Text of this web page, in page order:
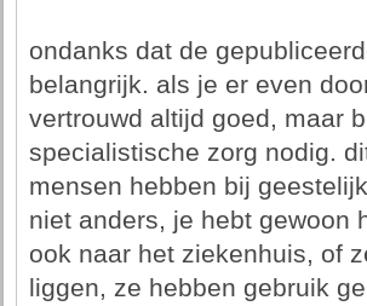
ondanks dat de
belangrijk. als je er even
vertrouwd altijd goed, maar
specialistische zorg nodig.
mensen hebben bij
niet anders, je hebt gewoon
ook naar het ziekenhuis, of
liggen, ze hebben gebruik